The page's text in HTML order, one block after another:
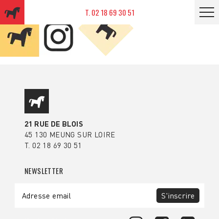
21 RUE DE BLOIS
45 130 MEUNG SUR LOIRE
T. 02 18 69 30 51
NEWSLETTER
S'inscrire
T. 02 18 69 30 51